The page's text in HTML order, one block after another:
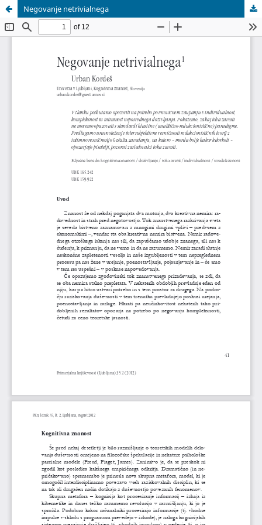
Negovanje netrivialnega